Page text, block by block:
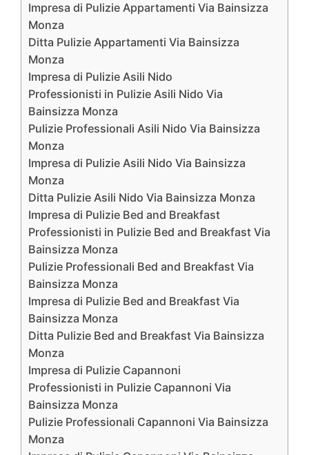
Impresa di Pulizie Appartamenti Via Bainsizza
Monza
Ditta Pulizie Appartamenti Via Bainsizza
Monza
Impresa di Pulizie Asili Nido
Professionisti in Pulizie Asili Nido Via
Bainsizza Monza
Pulizie Professionali Asili Nido Via Bainsizza
Monza
Impresa di Pulizie Asili Nido Via Bainsizza
Monza
Ditta Pulizie Asili Nido Via Bainsizza Monza
Impresa di Pulizie Bed and Breakfast
Professionisti in Pulizie Bed and Breakfast Via
Bainsizza Monza
Pulizie Professionali Bed and Breakfast Via
Bainsizza Monza
Impresa di Pulizie Bed and Breakfast Via
Bainsizza Monza
Ditta Pulizie Bed and Breakfast Via Bainsizza
Monza
Impresa di Pulizie Capannoni
Professionisti in Pulizie Capannoni Via
Bainsizza Monza
Pulizie Professionali Capannoni Via Bainsizza
Monza